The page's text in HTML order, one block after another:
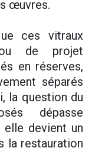
œuvres.
ces vitraux
ou de projet
en réserves,
séparés
la question du
dépasse
elle devient un
la restauration